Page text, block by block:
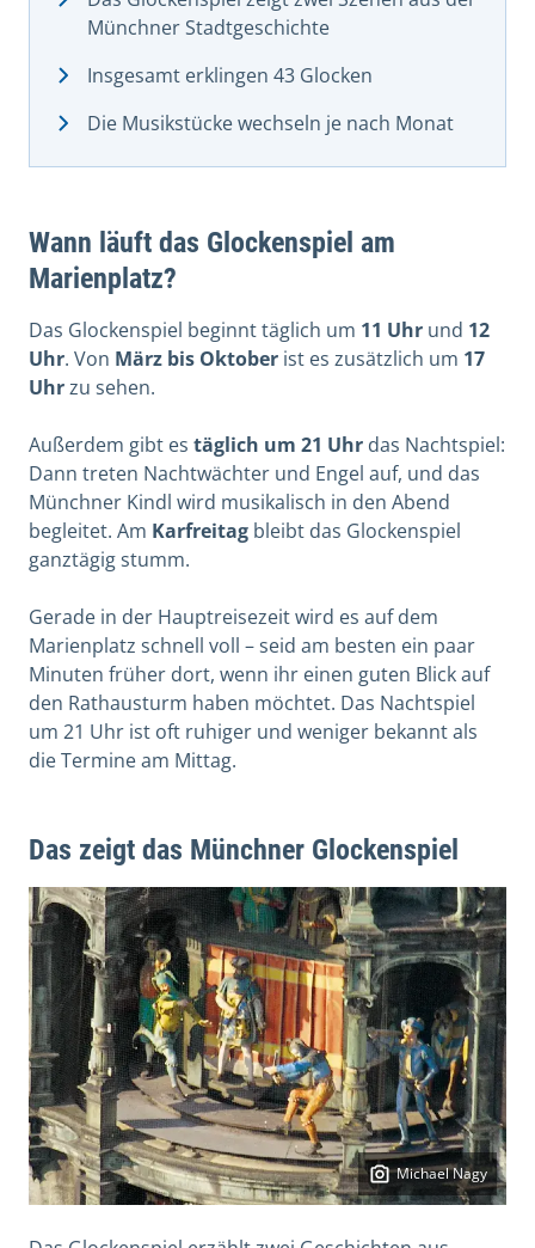
Münchner Stadtgeschichte
Insgesamt erklingen 43 Glocken
Die Musikstücke wechseln je nach Monat
Wann läuft das Glockenspiel am
Marienplatz?
Das Glockenspiel beginnt täglich um 11 Uhr und 12
Uhr. Von März bis Oktober ist es zusätzlich um 17
Uhrzu sehen.
Außerdem gibt es täglich um 21 Uhr das Nachtspiel:
Dann treten Nachtwächter und Engel auf, und das
Münchner Kindl wird musikalisch in den Abend
begleitet. Am Karfreitag bleibt das Glockenspiel
ganztägig stumm.
Gerade in der Hauptreisezeit wird es auf dem
Marienplatz schnell voll – seid am besten ein paar
Minuten früher dort, wenn ihr einen guten Blick auf
den Rathausturm haben möchtet. Das Nachtspiel
um 21 Uhr ist oft ruhiger und weniger bekannt als
die Termine am Mittag.
Das zeigt das Münchner Glockenspiel
Michael Nagy